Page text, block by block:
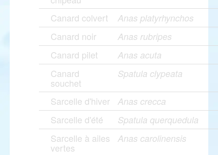
Canard colvert Anas platyrhynchos
Canard noir Anas rubripes
Canard pilet Anas acuta
Canard
souchet
Spatula clypeata
Sarcelle d'hiver Anas crecca
Sarcelle d'été Spatula querquedula
Sarcelle à ailes
vertes
Anas carolinensis